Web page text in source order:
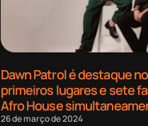
Dawn Patrol é destaque
primeiros lugares e sete
Afro House
26 de março de 2024